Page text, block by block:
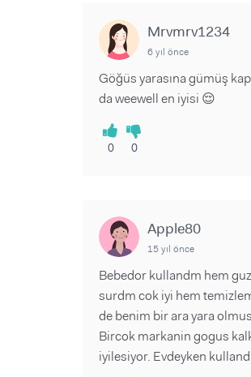
Mrvmrv1234
6 yıl önce
Göğüs yarasına gümüş
da weewell en iyisi 😌
0 0
Apple80
15 yıl önce
Bebedor kullandm hem
surdm cok iyi hem
de benim bir ara yara
Bircok markanin gogus
iyilesiyor. Evdeyken